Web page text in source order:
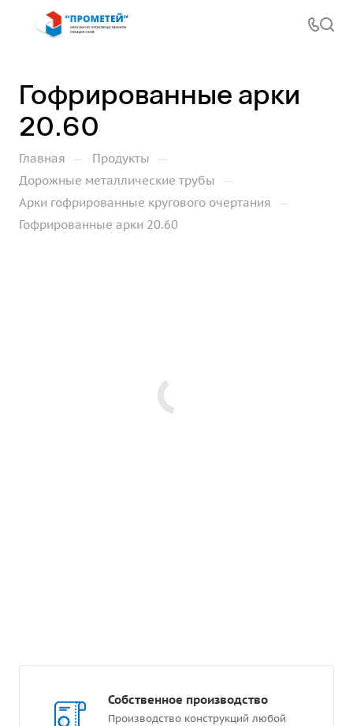
Гофрированные арки
20.60
Главная — Продукты —
Дорожные металлические трубы —
Арки гофрированные кругового очертания —
Гофрированные арки 20.60
Собственное производство
Производство конструкций любой